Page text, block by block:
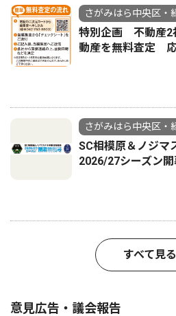
さがみはら中央区・
特別企画 不動産2
動産を無料査定
さがみはら中央区・
SC相模原＆ノジマ
2026/27シーズン
すべて見る
意見広告・議会報告